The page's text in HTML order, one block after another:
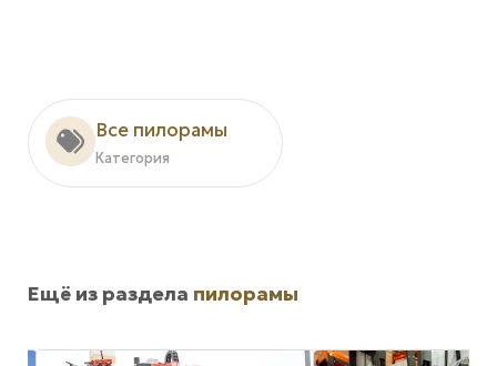
Все пилорамы
Категория
Ещё из раздела пилорамы